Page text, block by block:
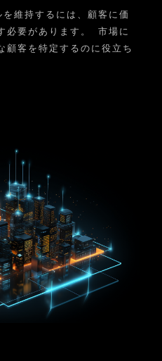
維持するには、顧客に価
必要があります。 市場に
顧客を特定するのに役立ち